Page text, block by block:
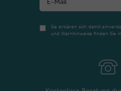
Sie erklären sich damit
und Warnhinweise finden Sie